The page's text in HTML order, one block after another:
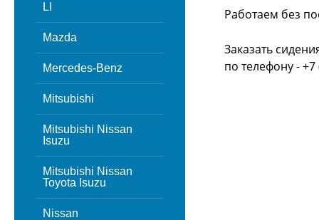
LI
Mazda
Mercedes-Benz
Mitsubishi
Mitsubishi Nissan
Isuzu
Mitsubishi Nissan
Toyota Isuzu
Nissan
Работаем без
Заказать
по телефону -